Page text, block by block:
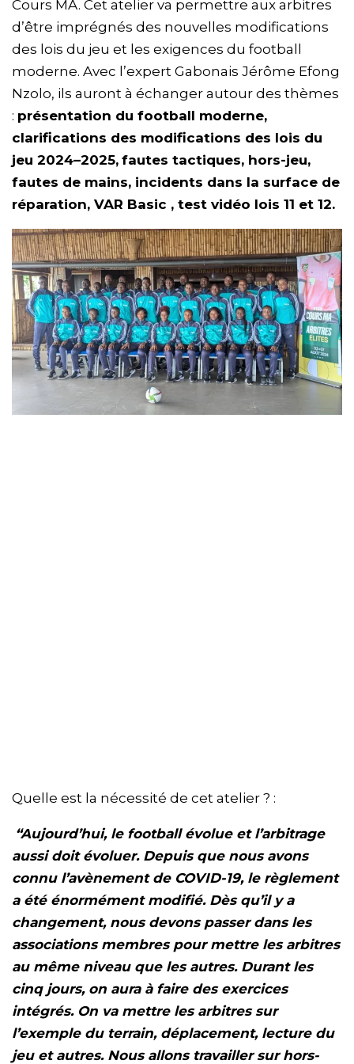
Cours MA. Cet atelier va permettre aux arbitres
d’être imprégnés des nouvelles modifications
des lois du jeu et les exigences du football
moderne. Avec l’expert Gabonais Jérôme Efong
Nzolo, ils auront à échanger autour des thèmes
: présentation du football moderne,
clarifications des modifications des lois du
jeu 2024–2025, fautes tactiques, hors-jeu,
fautes de mains, incidents dans la surface de
réparation, VAR Basic , test vidéo lois 11 et 12.
Quelle est la nécessité de cet atelier ? :
“Aujourd’hui, le football évolue et l’arbitrage
aussi doit évoluer. Depuis que nous avons
connu l’avènement de COVID-19, le règlement
a été énormément modifié. Dès qu’il y a
changement, nous devons passer dans les
associations membres pour mettre les arbitres
au même niveau que les autres. Durant les
cinq jours, on aura à faire des exercices
intégrés. On va mettre les arbitres sur
l’exemple du terrain, déplacement, lecture du
jeu et autres. Nous allons travailler sur hors-